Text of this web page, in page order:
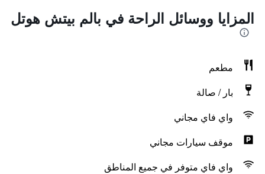
المزايا ووسائل الراحة في بالم بيتش هوتل
مطعم
بار / صالة
واي فاي مجاني
موقف سيارات مجاني
واي فاي متوفر في جميع المناطق